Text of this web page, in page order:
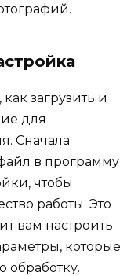
загрузить и
для
Сначала
в программу
чтобы
работы. Это
вам настроить
которые
обработку.